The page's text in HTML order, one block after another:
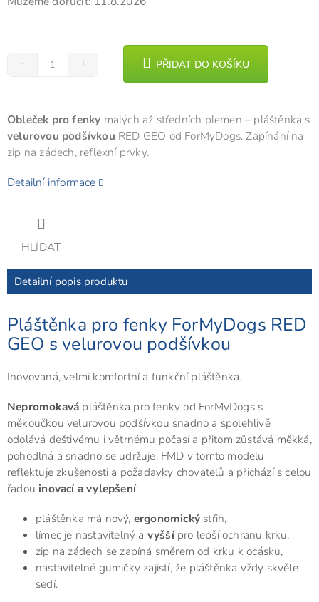
PŘIDAT DO KOŠÍKU
Obleček pro fenky malých až středních plemen – pláštěnka s
velurovou podšívkou RED GEO od ForMyDogs. Zapínání na
zip na zádech, reflexní prvky.
Detailní informace
HLÍDAT
Detailní popis produktu
Pláštěnka pro fenky ForMyDogs RED
GEO s velurovou podšívkou
Inovovaná, velmi komfortní a funkční pláštěnka.
Nepromokavá pláštěnka pro fenky od ForMyDogs s
měkoučkou velurovou podšívkou snadno a spolehlivě
odolává deštivému i větrnému počasí a přitom zůstává měkká,
pohodlná a snadno se udržuje. FMD v tomto modelu
reflektuje zkušenosti a požadavky chovatelů a přichází s celou
řadou inovací a vylepšení:
pláštěnka má nový, ergonomický střih,
límec je nastavitelný a vyššípro lepší ochranu krku,
zip na zádech se zapíná směrem od krku k ocásku,
nastavitelné gumičky zajistí, že pláštěnka vždy skvěle
sedí.